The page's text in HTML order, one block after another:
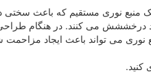
درخششش می کنند. در هنگام
می تواند باعث ایجاد مزاحمت
کنید.